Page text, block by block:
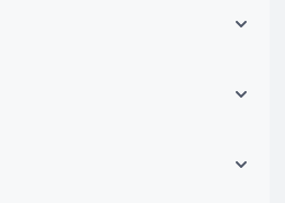
dispositivos con puerto de
- Permite la carga rápida
de alimentación flexible e